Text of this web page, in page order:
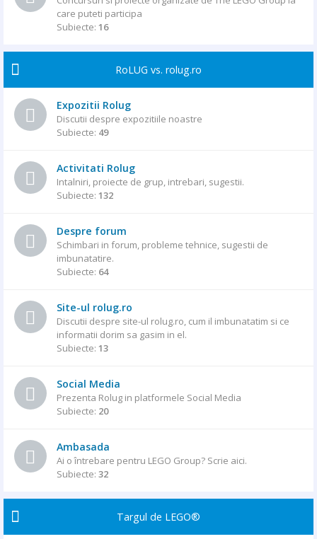
care puteti participa
Subiecte: 16
RoLUG vs. rolug.ro
Expozitii Rolug
Discutii despre expozitiile noastre
Subiecte: 49
Activitati Rolug
Intalniri, proiecte de grup, intrebari, sugestii.
Subiecte: 132
Despre forum
Schimbari in forum, probleme tehnice, sugestii de
imbunatatire.
Subiecte: 64
Site-ul rolug.ro
Discutii despre site-ul rolug.ro, cum il imbunatatim si ce
informatii dorim sa gasim in el.
Subiecte: 13
Social Media
Prezenta Rolug in platformele Social Media
Subiecte: 20
Ambasada
Ai o întrebare pentru LEGO Group? Scrie aici.
Subiecte: 32
Targul de LEGO®